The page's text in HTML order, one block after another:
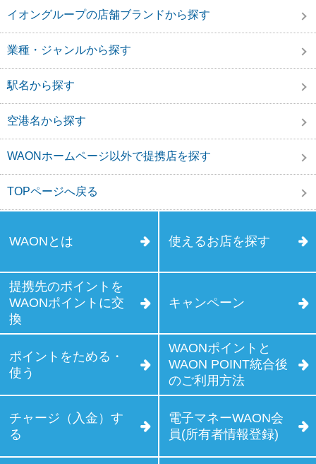
イオングループの店舗ブランドから探す
業種・ジャンルから探す
駅名から探す
空港名から探す
WAONホームページ以外で提携店を探す
TOPページへ戻る